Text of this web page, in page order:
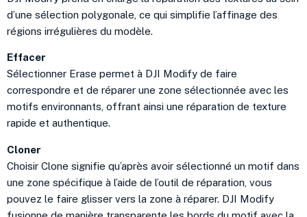
d’une sélection polygonale, ce qui simplifie l’affinage des
régions irrégulières du modèle.
Effacer
Sélectionner Erase permet à DJI Modify de faire
correspondre et de réparer une zone sélectionnée avec les
motifs environnants, offrant ainsi une réparation de texture
rapide et authentique.
Cloner
Choisir Clone signifie qu’après avoir sélectionné un motif dans
une zone spécifique à l’aide de l’outil de réparation, vous
pouvez le faire glisser vers la zone à réparer. DJI Modify